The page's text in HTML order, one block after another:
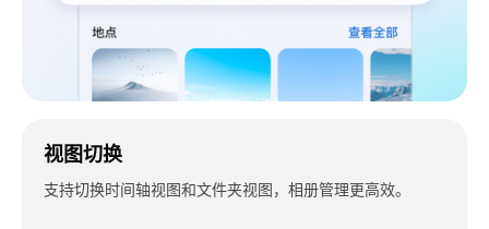
视图切换
支持切换时间轴视图和文件夹视图，相册管理更高效。